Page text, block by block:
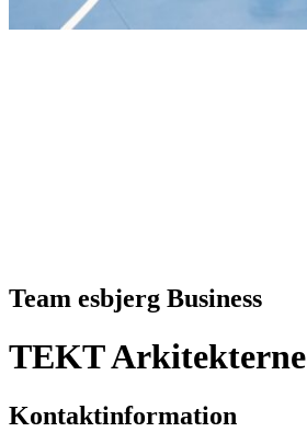
Team esbjerg Business
TEKT Arkitekterne
Kontaktinformation